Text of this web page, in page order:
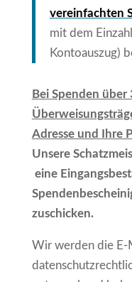
vereinfachten
mit dem
Kontoauszug)
Bei Spenden
Adresse und Ihre
Unsere
eine
zuschicken.
Wir werden die E-